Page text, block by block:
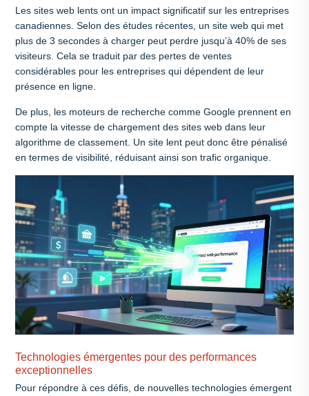
Les sites web lents ont un impact significatif sur les entreprises
canadiennes. Selon des études récentes, un site web qui met
plus de 3 secondes à charger peut perdre jusqu’à 40% de ses
visiteurs. Cela se traduit par des pertes de ventes
considérables pour les entreprises qui dépendent de leur
présence en ligne.
De plus, les moteurs de recherche comme Google prennent en
compte la vitesse de chargement des sites web dans leur
algorithme de classement. Un site lent peut donc être pénalisé
en termes de visibilité, réduisant ainsi son trafic organique.
Technologies émergentes pour des performances
exceptionnelles
Pour répondre à ces défis, de nouvelles technologies émergent